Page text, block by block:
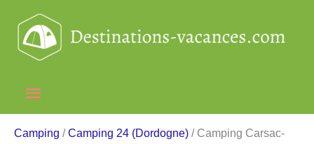
contenu
Menu
principal
Camping /Camping 24 (Dordogne) / Camping Carsac-